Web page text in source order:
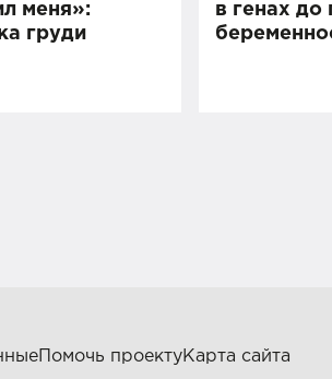
меня»:
груди
в генах до
Помочь проектуКарта сайта